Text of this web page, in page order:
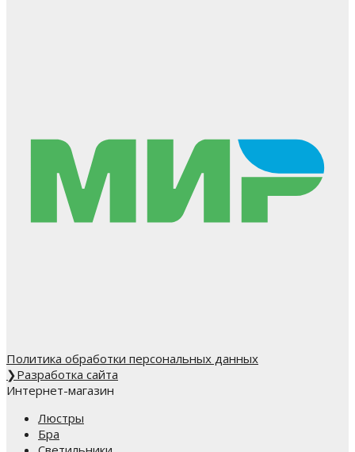
Политика обработки персональных данных
❯Разработка сайта
Интернет-магазин
Люстры
Бра